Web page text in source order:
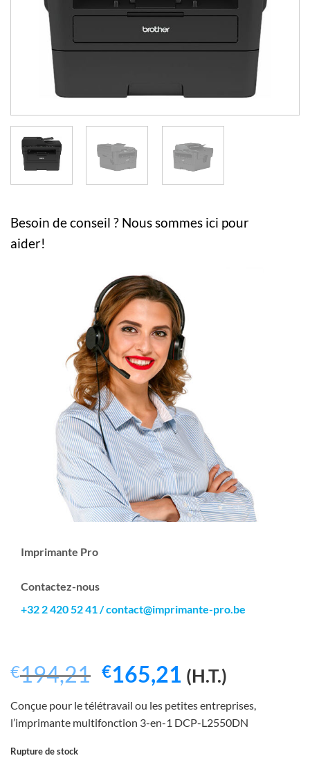
Besoin de conseil ? Nous sommes ici pour
aider!
Imprimante Pro
Contactez-nous
+32 2 420 52 41/contact@imprimante-pro.be
€194,21 Le
prix
initial
€165,21Le
prix
actuel
(H.T.)
Conçue pour le télétravail ou les petites entreprises,
l’imprimante multifonction 3-en-1 DCP-L2550DN
Rupture de stock